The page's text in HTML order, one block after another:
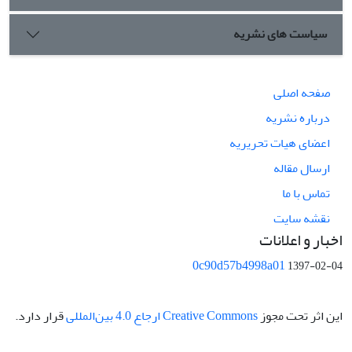
سیاست های نشریه
صفحه اصلی
درباره نشریه
اعضای هیات تحریریه
ارسال مقاله
تماس با ما
نقشه سایت
اخبار و اعلانات
0c90d57b4998a011397-02-04
این اثر تحت مجوز Creative Commons ارجاع 4.0 بین‌المللی قرار دارد.